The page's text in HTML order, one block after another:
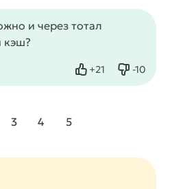
и через тотал
кэш?
+21
Нравится -10
Не
3 4 5